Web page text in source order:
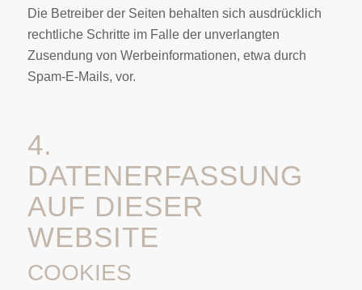
Die Betreiber der Seiten behalten sich ausdrücklich
rechtliche Schritte im Falle der unverlangten
Zusendung von Werbeinformationen, etwa durch
Spam-E-Mails, vor.
4.
DATENERFASSUNG
AUF DIESER
WEBSITE
COOKIES